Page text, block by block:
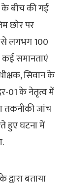
के बीच की गई
छोर पर
से लगभग 100
कई समानताएं
सिवान के
01 के नेतृत्व में
तकनीकी जांच
हुए घटना में
बताया